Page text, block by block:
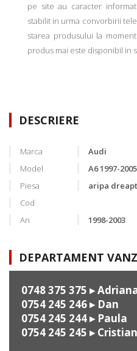
pe site au caracter
stabilit in urma convorbirii
starea produsului la
produs mai este disponibil in
DESCRIERE
Marca
Audi
Model
A6 1997-2005
Piesa
aripa
Cod
An
1998-2003
DEPARTAMENT
0748 375 375 ▸
0754 245 246▸ Dan
0754 245 244▸ Paula
0754 245 245 ▸ Cristian